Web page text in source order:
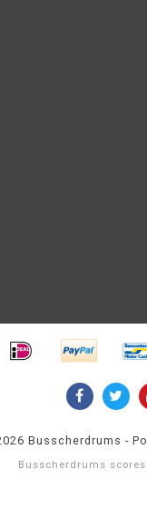
Busscherdrums -
Busscherdrums scores